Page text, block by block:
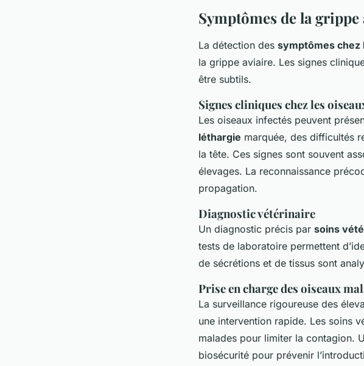
Symptômes de la
La détection des symptômes chez
la grippe aviaire. Les signes
être subtils.
Signes cliniques chez les
Les oiseaux infectés peuvent
léthargie marquée, des difficultés
la tête. Ces signes sont souvent
élevages. La reconnaissance
propagation.
Diagnostic vétérinaire
Un diagnostic précis par soins
tests de laboratoire permettent
de sécrétions et de tissus sont
Prise en charge des oiseaux
La surveillance rigoureuse des
une intervention rapide. Les soins
malades pour limiter la contagion.
biosécurité pour prévenir